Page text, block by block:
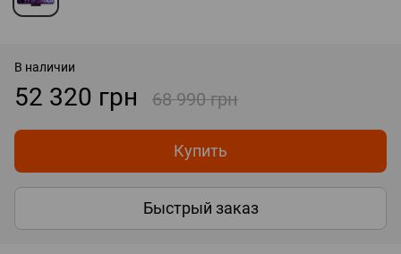
В наличии
52 320 грн 68 990 грн
Купить
Быстрый заказ